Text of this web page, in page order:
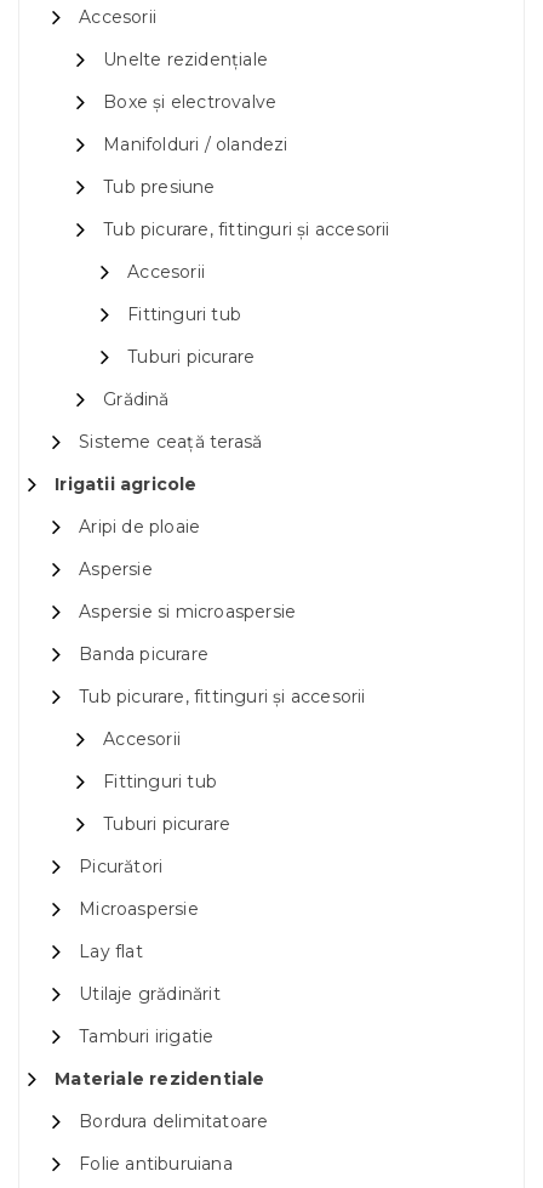
Accesorii
Unelte rezidențiale
Boxe și electrovalve
Manifolduri / olandezi
Tub presiune
Tub picurare, fittinguri și accesorii
Accesorii
Fittinguri tub
Tuburi picurare
Grădină
Sisteme ceață terasă
Irigatii agricole
Aripi de ploaie
Aspersie
Aspersie si microaspersie
Banda picurare
Tub picurare, fittinguri și accesorii
Accesorii
Fittinguri tub
Tuburi picurare
Picurători
Microaspersie
Lay flat
Utilaje grădinărit
Tamburi irigatie
Materiale rezidentiale
Bordura delimitatoare
Folie antiburuiana